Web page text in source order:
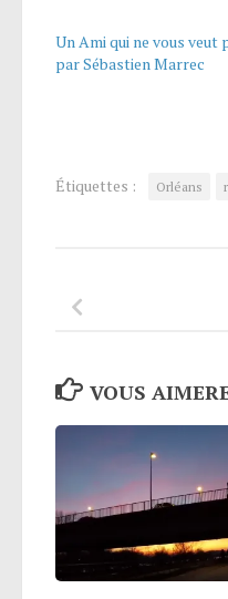
Un Ami qui ne vous veut
par Sébastien Marrec
Étiquettes : Orléans
VOUS